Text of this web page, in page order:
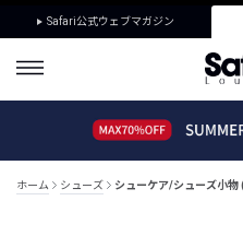
Safari公式ウェブマガジン
ホーム シューズ シューケア/シューズ小物